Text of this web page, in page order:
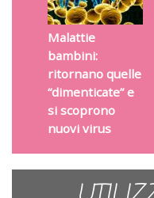
Malattie
bambini:
ritornano quelle
“dimenticate” e
si scoprono
nuovi virus